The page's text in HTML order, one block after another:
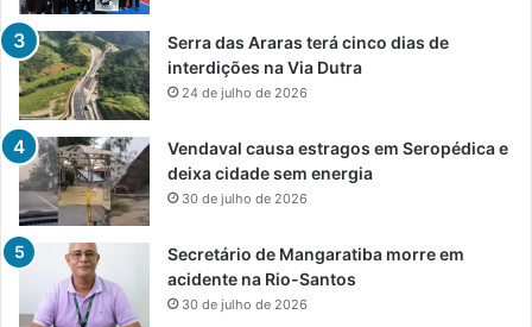
Serra das Araras terá cinco dias de
interdições na Via Dutra
24 de julho de 2026
Vendaval causa estragos em Seropédica e
deixa cidade sem energia
30 de julho de 2026
Secretário de Mangaratiba morre em
acidente na Rio-Santos
30 de julho de 2026